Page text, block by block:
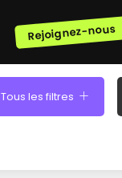
Rejoignez-nous
Tous les filtres